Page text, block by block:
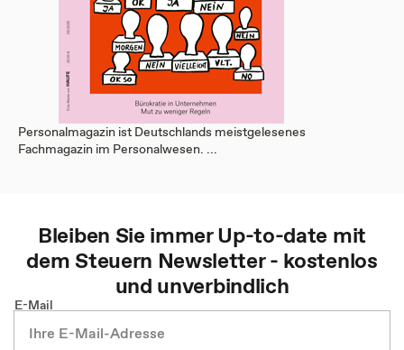
Personalmagazin ist Deutschlands meistgelesenes
Fachmagazin im Personalwesen. ...
Bleiben Sie immer Up-to-date mit
demSteuern Newsletter - kostenlos
und unverbindlich
E-Mail